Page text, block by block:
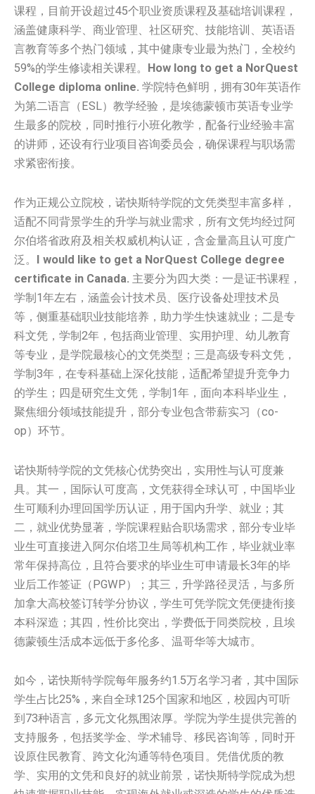
课程，目前开设超过45个职业资质课程及基础培训课程，
涵盖健康科学、商业管理、社区研究、技能培训、英语语
言教育等多个热门领域，其中健康专业最为热门，全校约
59%的学生修读相关课程。
How long to get a NorQuest
College diploma online. 学院特色鲜明，拥有30年英语作
为第二语言（ESL）教学经验，是埃德蒙顿市英语专业学
生最多的院校，同时推行小班化教学，配备行业经验丰富
的讲师，还设有行业项目咨询委员会，确保课程与职场需
求紧密衔接。
作为正规公立院校，诺快斯特学院的文凭类型丰富多样，
适配不同背景学生的升学与就业需求，所有文凭均经过阿
尔伯塔省政府及相关权威机构认证，含金量高且认可度广
泛。 I would like to get a NorQuest College degree
certificate in Canada. 主要分为四大类：一是证书课程，
学制1年左右，涵盖会计技术员、医疗设备处理技术员
等，侧重基础职业技能培养，助力学生快速就业；二是专
科文凭，学制2年，包括商业管理、实用护理、幼儿教育
等专业，是学院最核心的文凭类型；三是高级专科文凭，
学制3年，在专科基础上深化技能，适配希望提升竞争力
的学生；四是研究生文凭，学制1年，面向本科毕业生，
聚焦细分领域技能提升，部分专业包含带薪实习（co-
op）环节。
诺快斯特学院的文凭核心优势突出，实用性与认可度兼
具。其一，国际认可度高，文凭获得全球认可，中国毕业
生可顺利办理回国学历认证，用于国内升学、就业；其
二，就业优势显著，学院课程贴合职场需求，部分专业毕
业生可直接进入阿尔伯塔卫生局等机构工作，毕业就业率
常年保持高位，且符合要求的毕业生可申请最长3年的毕
业后工作签证（PGWP）；其三，升学路径灵活，与多所
加拿大高校签订转学分协议，学生可凭学院文凭便捷衔接
本科深造；其四，性价比突出，学费低于同类院校，且埃
德蒙顿生活成本远低于多伦多、温哥华等大城市。
如今，诺快斯特学院每年服务约1.5万名学习者，其中国际
学生占比25%，来自全球125个国家和地区，校园内可听
到73种语言，多元文化氛围浓厚。学院为学生提供完善的
支持服务，包括奖学金、学术辅导、移民咨询等，同时开
设原住民教育、跨文化沟通等特色项目。凭借优质的教
学、实用的文凭和良好的就业前景，诺快斯特学院成为想